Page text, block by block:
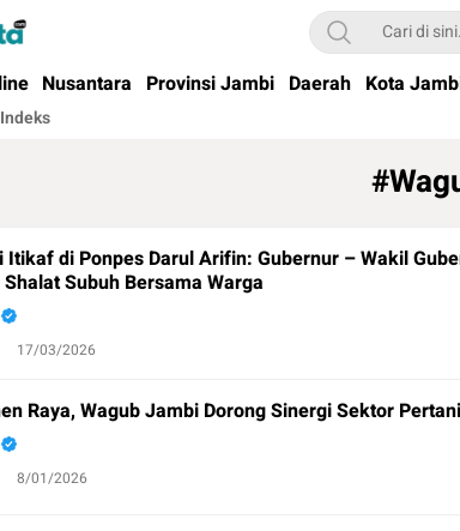
Nusantara Provinsi Jambi Daerah Kota
Indeks
Itikaf di Ponpes Darul Arifin: Gubernur – Wakil
Subuh Bersama Warga
17/03/2026
Raya, Wagub Jambi Dorong Sinergi Sektor
8/01/2026